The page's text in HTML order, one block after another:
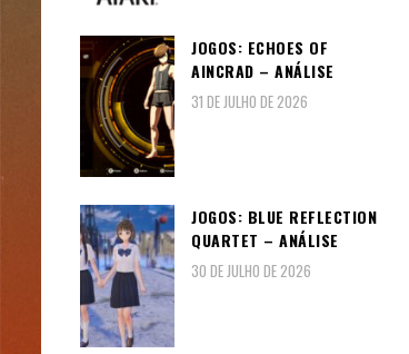
JOGOS: ECHOES OF
AINCRAD – ANÁLISE
31 DE JULHO DE 2026
JOGOS: BLUE REFLECTION
QUARTET – ANÁLISE
30 DE JULHO DE 2026